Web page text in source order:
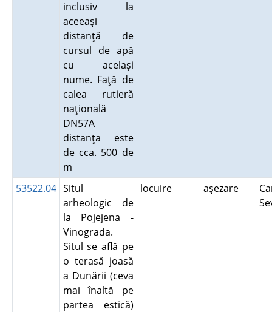
inclusiv la
aceeaşi
distanţă de
cursul de apă
cu acelaşi
nume. Faţă de
calea rutieră
naţională
DN57A
distanţa este
de cca. 500 de
m
53522.04 Situl
arheologic de
la Pojejena -
Vinograda.
Situl se află pe
o terasă joasă
a Dunării (ceva
mai înaltă pe
partea estică)
locuire aşezare